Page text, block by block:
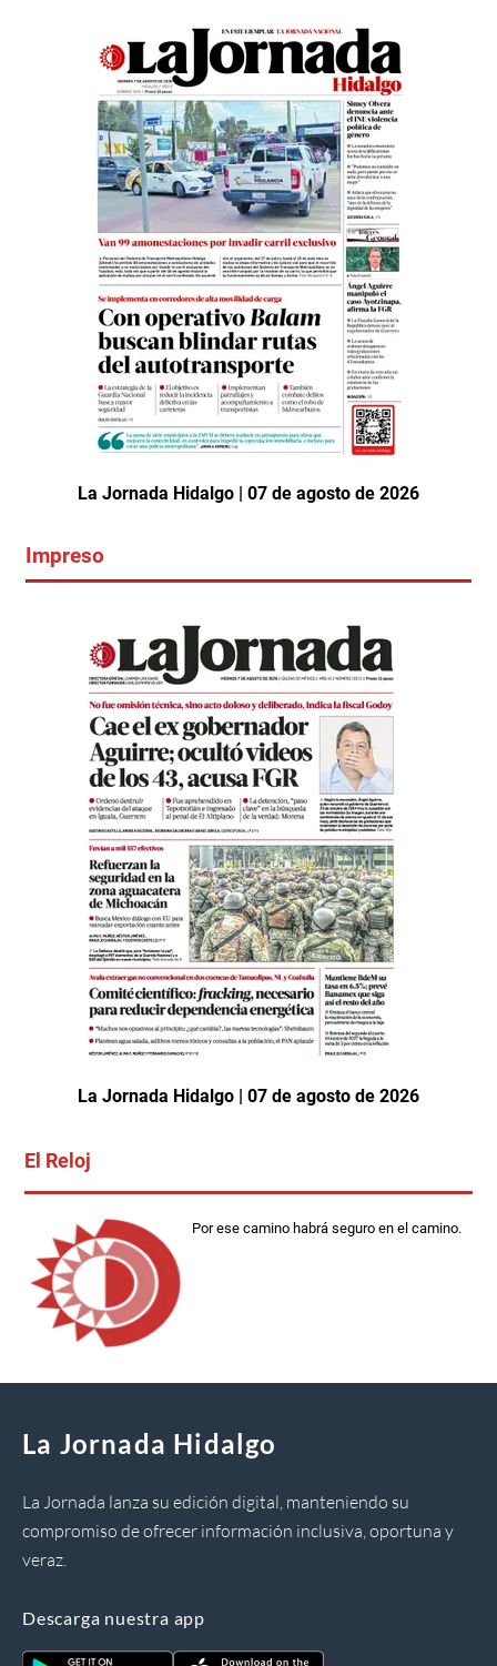
La Jornada Hidalgo | 07 de agosto de 2026
Impreso
La Jornada Hidalgo | 07 de agosto de 2026
El Reloj
Por ese camino habrá seguro en el camino.
La Jornada Hidalgo
La Jornada lanza su edición digital, manteniendo su
compromiso de ofrecer información inclusiva, oportuna y
veraz.
Descarga nuestra app